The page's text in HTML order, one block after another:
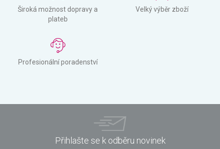
Široká možnost dopravy a
plateb
Velký výběr zboží
Profesionální poradenství
Přihlašte se k odběru novinek